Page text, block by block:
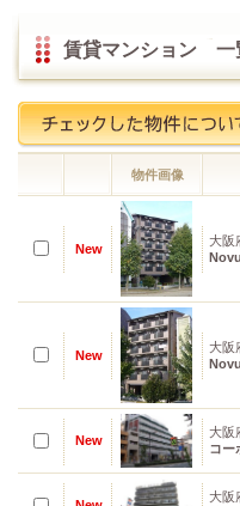
賃貸マンション 一
物件画像
New
大阪
New
大阪
New
大阪
コ
大阪